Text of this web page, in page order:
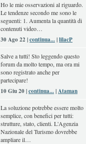
Ho le mie osservazioni al riguardo.
Le tendenze secondo me sono le
seguenti: 1. Aumenta la quantità di
contenuti video…
30 Ago 22 |continua...|lilacP
Salve a tutti! Sto leggendo questo
forum da molto tempo, ma ora mi
sono registrato anche per
partecipare!
10 Giu 20 |continua...|Ataman
La soluzione potrebbe essere molto
semplice, con benefici per tutti:
strutture, stato, clienti. L'Agenzia
Nazionale del Turismo dovrebbe
ampliare il…